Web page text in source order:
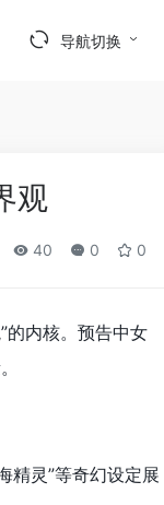
导航切换
观
40 0 0
的内核。预告中女
精灵”等奇幻设定展